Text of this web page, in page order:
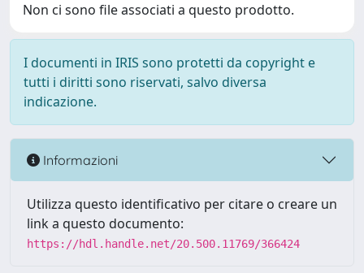
Non ci sono file associati a questo prodotto.
I documenti in IRIS sono protetti da copyright e
tutti i diritti sono riservati, salvo diversa
indicazione.
Informazioni
Utilizza questo identificativo per citare o creare un
link a questo documento:
https://hdl.handle.net/20.500.11769/366424